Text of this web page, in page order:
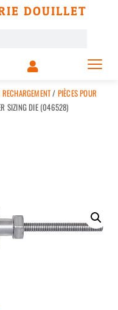
DOUILLET
/ PIÈCES POUR
SIZING DIE (046528)